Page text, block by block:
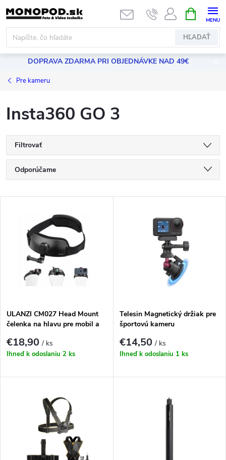
Prejsť
na
obsah
HĽADAŤ
KOŠÍK
DOPRAVA ZDARMA PRI OBJEDNÁVKE NAD 49€
Pre kameru
Insta360 GO 3
Filtrovať
R
a
e
p
r
Odporúčame
Najpredávanejšie
Abecedne
s
p
r
o
ULANZI CM027 Head Mount
čelenka na hlavu pre mobil a
€18,90/ ks
Ihneď k odoslaniu 2 ks
Telesin Magnetický držiak pre
športovú kameru
€14,50/ ks
Ihneď k odoslaniu 1 ks